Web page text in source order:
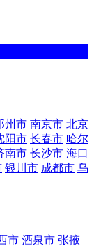
州市 南京市 北京
阳市 长春市 哈尔
南市 长沙市 海口
银川市 成都市 乌
市 酒泉市 张掖